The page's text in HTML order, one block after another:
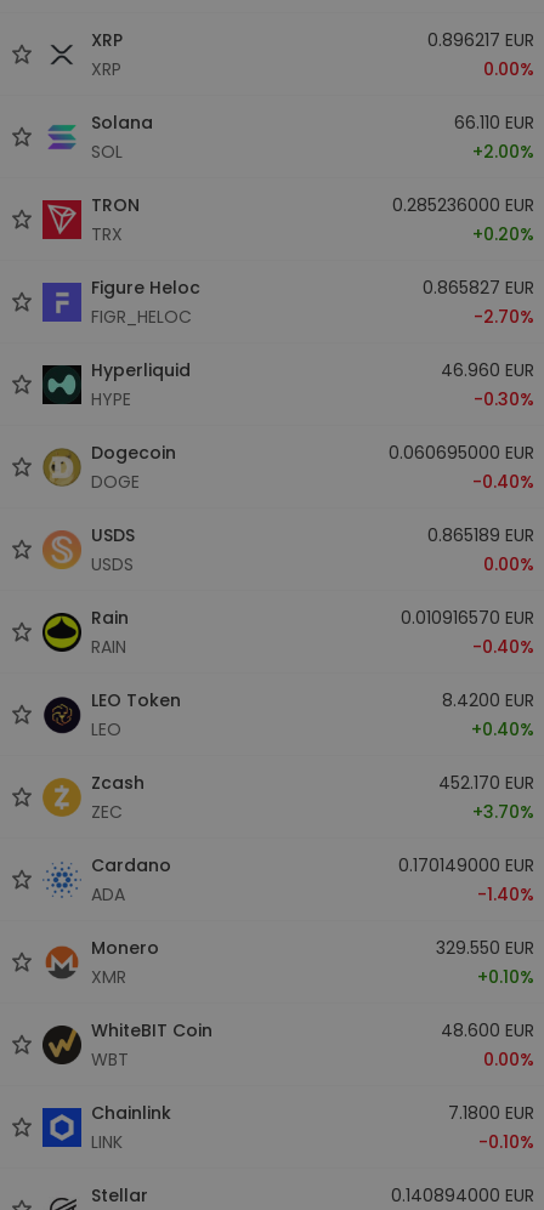
XRP
XRP
0.896217 EUR
0.00%
Solana
SOL
66.110 EUR
+2.00%
TRON
TRX
0.285236000 EUR
+0.20%
Figure Heloc
FIGR_HELOC
0.865827 EUR
-2.70%
Hyperliquid
HYPE
46.960 EUR
-0.30%
Dogecoin
DOGE
0.060695000 EUR
-0.40%
USDS
USDS
0.865189 EUR
0.00%
Rain
RAIN
0.010916570 EUR
-0.40%
LEO Token
LEO
8.4200 EUR
+0.40%
Zcash
ZEC
452.170 EUR
+3.70%
Cardano
ADA
0.170149000 EUR
-1.40%
Monero
XMR
329.550 EUR
+0.10%
WhiteBIT Coin
WBT
48.600 EUR
0.00%
Chainlink
LINK
7.1800 EUR
-0.10%
Stellar
0.140894000 EUR